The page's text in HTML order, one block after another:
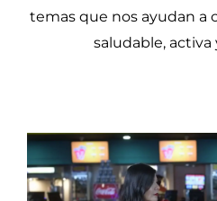
temas que nos ayudan a
saludable,